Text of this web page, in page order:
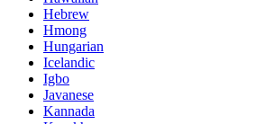
Hebrew
Hmong
Hungarian
Icelandic
Igbo
Javanese
Kannada